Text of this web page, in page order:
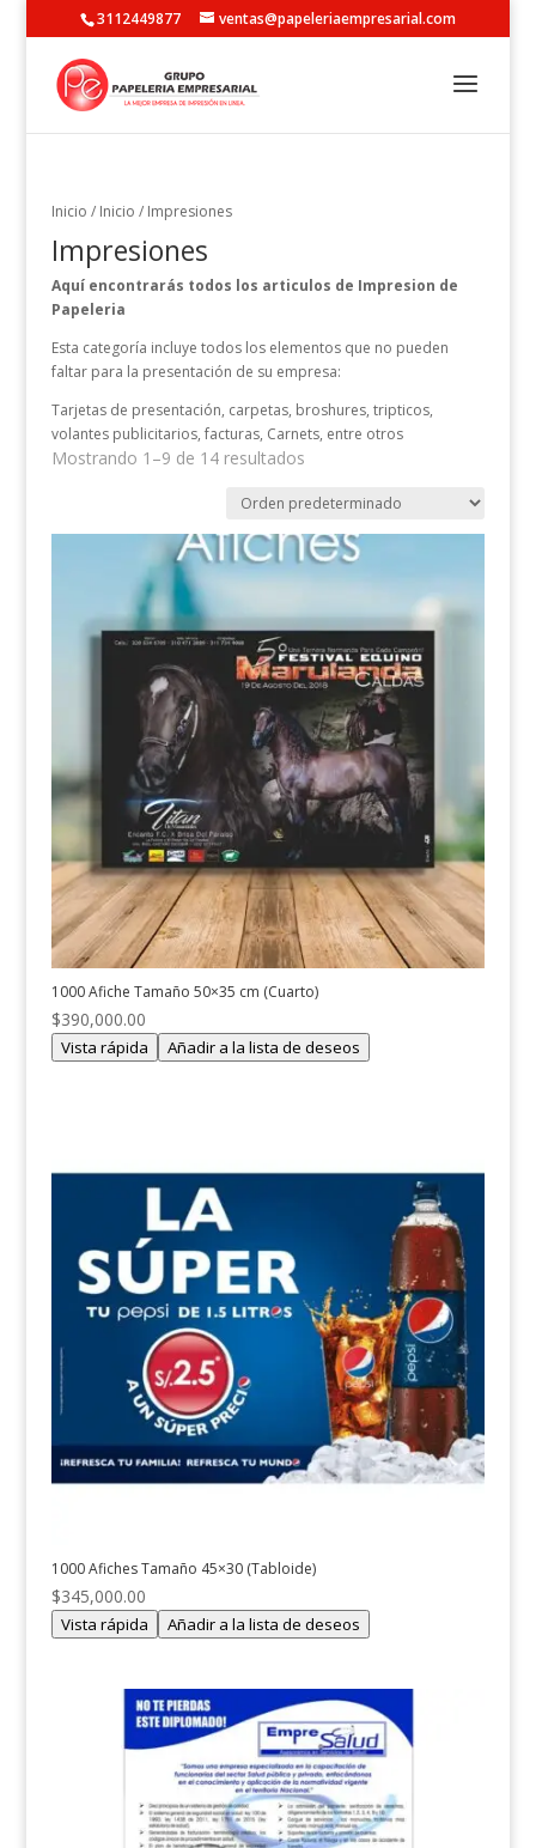
3112449877 ventas@papeleriaempresarial.com
Inicio / Inicio / Impresiones
Impresiones
Aquí encontrarás todos los articulos de Impresion de
Papeleria
Esta categoría incluye todos los elementos que no pueden
faltar para la presentación de su empresa:
Tarjetas de presentación, carpetas, broshures, tripticos,
volantes publicitarios, facturas, Carnets, entre otros
Mostrando 1–9 de 14 resultados
1000 Afiche Tamaño 50×35 cm (Cuarto)
$390,000.00
Vista rápida Añadir a la lista de deseos
1000 Afiches Tamaño 45×30 (Tabloide)
$345,000.00
Vista rápida Añadir a la lista de deseos